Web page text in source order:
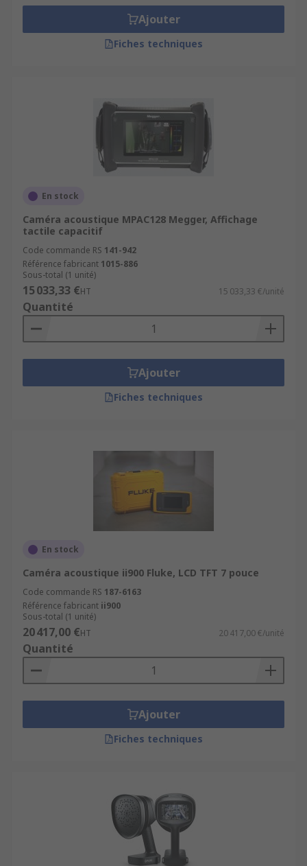
Ajouter
Fiches techniques
En stock
Caméra acoustique MPAC128 Megger, Affichage
tactile capacitif
Code commande RS 141-942
Référence fabricant 1015-886
Sous-total (1 unité)
15 033,33 €HT 15 033,33 €/unité
Quantité
Ajouter
Fiches techniques
En stock
Caméra acoustique ii900 Fluke, LCD TFT 7 pouce
Code commande RS 187-6163
Référence fabricant ii900
Sous-total (1 unité)
20 417,00 €HT 20 417,00 €/unité
Quantité
Ajouter
Fiches techniques